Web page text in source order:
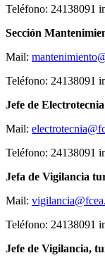
Teléfono: 24138091
Sección
Mail:
Teléfono: 24138091
Jefe de
Mail:
Teléfono: 24138091
Jefa de Vigilancia
Mail:
Teléfono: 24138091
Jefe de Vigilancia,